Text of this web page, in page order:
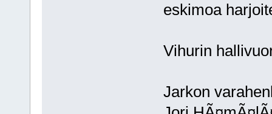
eskimoa
Vihurin
Jarkon